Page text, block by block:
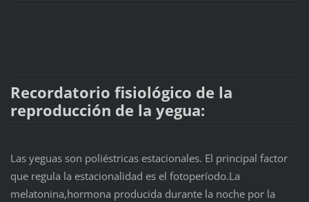
Recordatorio fisiológico de la
reproducción de la yegua:
Las yeguas son poliéstricas estacionales. El principal factor
que regula la estacionalidad es el fotoperíodo.La
melatonina,hormona producida durante la noche por la